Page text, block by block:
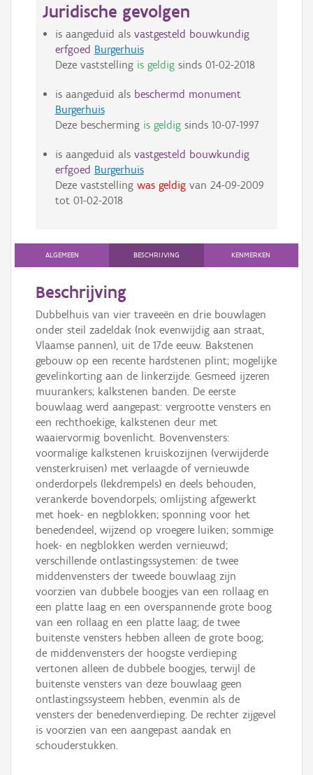
Juridische gevolgen
is aangeduid als vastgesteld bouwkundig
erfgoed Burgerhuis
Deze vaststelling is geldigsinds 01-02-2018
is aangeduid als beschermd monument
Burgerhuis
Deze bescherming is geldigsinds 10-07-1997
is aangeduid als vastgesteld bouwkundig
erfgoed Burgerhuis
Deze vaststelling was geldigvan 24-09-2009
tot 01-02-2018
ALGEMEEN BESCHRIJVING KENMERKEN
Beschrijving
Dubbelhuis van vier traveeën en drie bouwlagen
onder steil zadeldak (nok evenwijdig aan straat,
Vlaamse pannen), uit de 17de eeuw. Bakstenen
gebouw op een recente hardstenen plint; mogelijke
gevelinkorting aan de linkerzijde. Gesmeed ijzeren
muurankers; kalkstenen banden. De eerste
bouwlaag werd aangepast: vergrootte vensters en
een rechthoekige, kalkstenen deur met
waaiervormig bovenlicht. Bovenvensters:
voormalige kalkstenen kruiskozijnen (verwijderde
vensterkruisen) met verlaagde of vernieuwde
onderdorpels (lekdrempels) en deels behouden,
verankerde bovendorpels; omlijsting afgewerkt
met hoek- en negblokken; sponning voor het
benedendeel, wijzend op vroegere luiken; sommige
hoek- en negblokken werden vernieuwd;
verschillende ontlastingssystemen: de twee
middenvensters der tweede bouwlaag zijn
voorzien van dubbele boogjes van een rollaag en
een platte laag en een overspannende grote boog
van een rollaag en een platte laag; de twee
buitenste vensters hebben alleen de grote boog;
de middenvensters der hoogste verdieping
vertonen alleen de dubbele boogjes, terwijl de
buitenste vensters van deze bouwlaag geen
ontlastingssysteem hebben, evenmin als de
vensters der benedenverdieping. De rechter zijgevel
is voorzien van een aangepast aandak en
schouderstukken.